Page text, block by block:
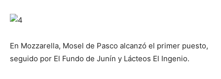
En Mozzarella, Mosel de Pasco alcanzó el primer puesto,
seguido por El Fundo de Junín y Lácteos El Ingenio.